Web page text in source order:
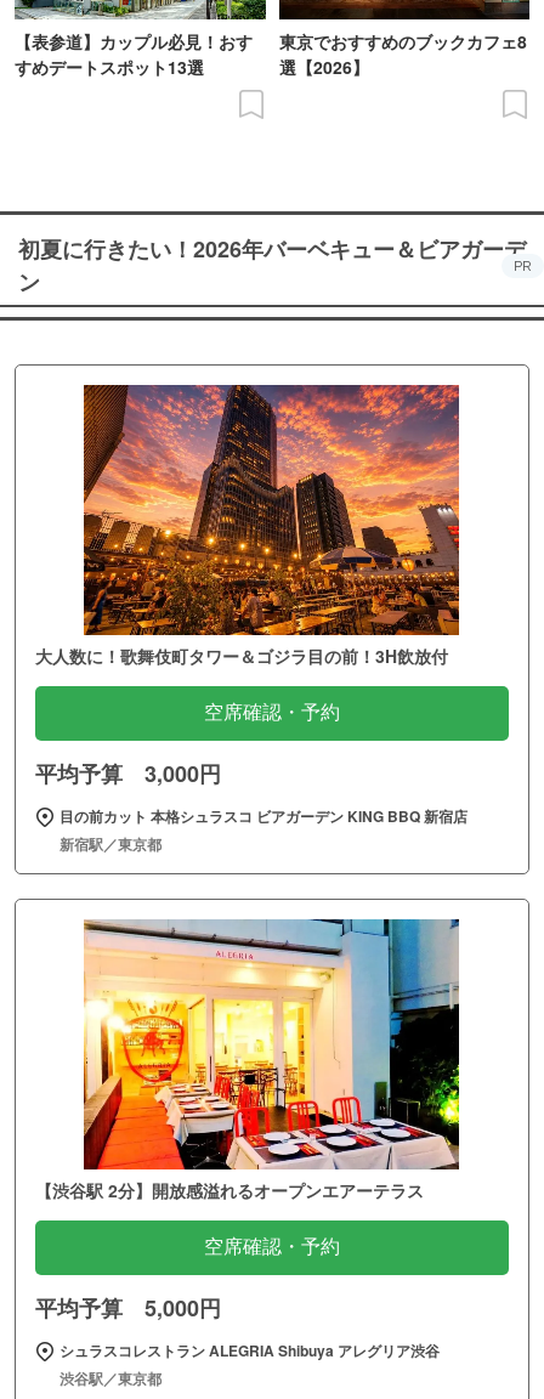
【表参道】カップル必見！おす
すめデートスポット13選
東京でおすすめのブックカフェ8
選【2026】
初夏に行きたい！2026年バーベキュー＆ビアガーデ
ン
PR
大人数に！歌舞伎町タワー＆ゴジラ目の前！3H飲放付
空席確認・予約
平均予算 3,000円
目の前カット 本格シュラスコ ビアガーデン KING BBQ 新宿店
新宿駅／東京都
【渋谷駅 2分】開放感溢れるオープンエアーテラス
空席確認・予約
平均予算 5,000円
シュラスコレストラン ALEGRIA Shibuya アレグリア渋谷
渋谷駅／東京都